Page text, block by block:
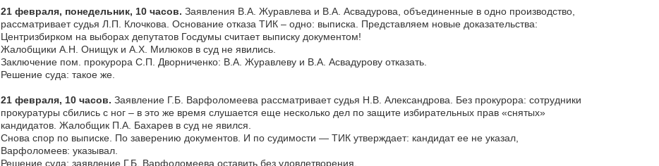
21 февраля, понедельник, 10 часов. Заявления В.А. Журавлева и В.А. Асвадурова, объединенные в одно производство,
рассматривает судья Л.П. Клочкова. Основание отказа ТИК – одно: выписка. Представляем новые доказательства:
Центризбирком на выборах депутатов Госдумы считает выписку документом!
Жалобщики А.Н. Онищук и А.Х. Милюков в суд не явились.
Заключение пом. прокурора С.П. Дворниченко: В.А. Журавлеву и В.А. Асвадурову отказать.
Решение суда: такое же.
21 февраля, 10 часов. Заявление Г.Б. Варфоломеева рассматривает судья Н.В. Александрова. Без прокурора: сотрудники
прокуратуры сбились с ног – в это же время слушается еще несколько дел по защите избирательных прав «снятых»
кандидатов. Жалобщик П.А. Бахарев в суд не явился.
Снова спор по выписке. По заверению документов. И по судимости — ТИК утверждает: кандидат ее не указал,
Варфоломеев: указывал.
Решение суда: заявление Г.Б. Варфоломеева оставить без удовлетворения.